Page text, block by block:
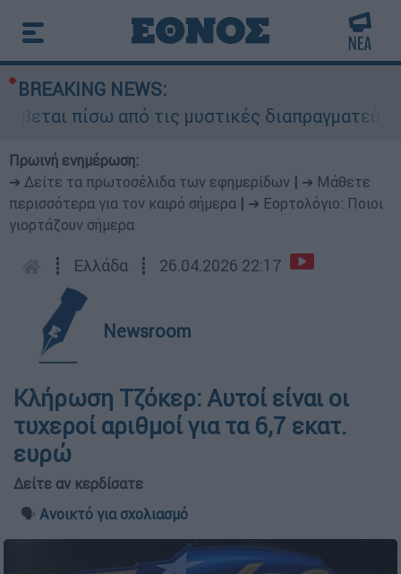
BREAKING NEWS:
πίσω από τις μυστικές
Πρωινή ενημέρωση:
➔ Δείτε τα πρωτοσέλιδα των εφημερίδων
➔ Μάθετε
περισσότερα για τον καιρό σήμερα
➔ Εορτολόγιο: Ποιοι
γιορτάζουν σήμερα
┋ Ελλάδα ┋ 26.04.2026 22:17
Newsroom
Κλήρωση Τζόκερ: Αυτοί είναι οι
τυχεροί αριθμοί για τα 6,7 εκατ.
ευρώ
Δείτε αν κερδίσατε
🗣️ Ανοικτό για σχολιασμό